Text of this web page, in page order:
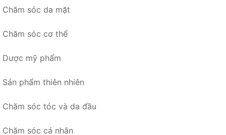
Chăm sóc da mặt
Chăm sóc cơ thể
Dược mỹ phẩm
Sản phẩm thiên nhiên
Chăm sóc tóc và da đầu
Chăm sóc cá nhân